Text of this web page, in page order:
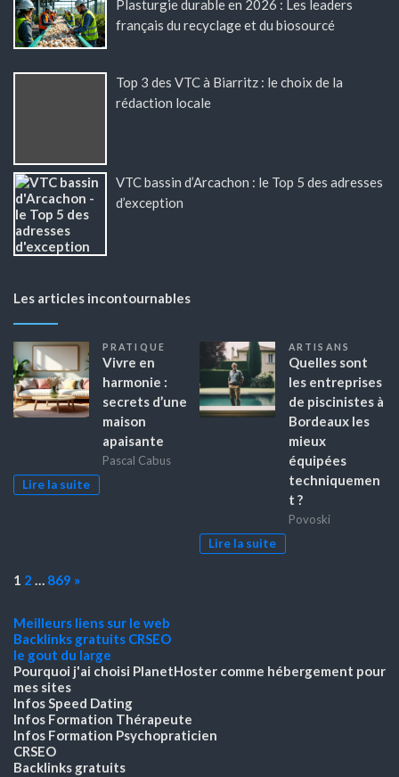
Plasturgie durable en 2026 : Les leaders
français du recyclage et du biosourcé
Top 3 des VTC à Biarritz : le choix de la
rédaction locale
VTC bassin d’Arcachon : le Top 5 des adresses
d’exception
Les articles incontournables
PRATIQUE
Vivre en
harmonie :
secrets d’une
maison
apaisante
Pascal Cabus
Lire la suite
ARTISANS
Quelles sont
les entreprises
de piscinistes à
Bordeaux les
mieux
équipées
techniquemen
t ?
Povoski
Lire la suite
Page:
1 2 … 869 Next
»
Meilleurs liens sur le web
Backlinks gratuits CRSEO
le gout du large
Pourquoi j'ai choisi PlanetHoster comme hébergement pour
mes sites
Infos Speed Dating
Infos Formation Thérapeute
Infos Formation Psychopraticien
CRSEO
Backlinks gratuits